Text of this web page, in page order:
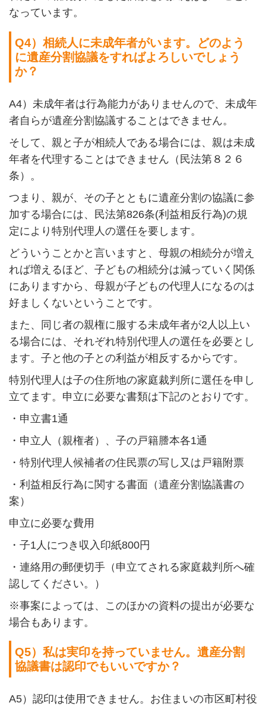
なっています。
Q4）相続人に未成年者がいます。どのよう
に遺産分割協議をすればよろしいでしょう
か？
A4）未成年者は行為能力がありませんので、未成年
者自らが遺産分割協議することはできません。
そして、親と子が相続人である場合には、親は未成
年者を代理することはできません（民法第８２６
条）。
つまり、親が、その子とともに遺産分割の協議に参
加する場合には、民法第826条(利益相反行為)の規
定により特別代理人の選任を要します。
どういうことかと言いますと、母親の相続分が増え
れば増えるほど、子どもの相続分は減っていく関係
にありますから、母親が子どもの代理人になるのは
好ましくないということです。
また、同じ者の親権に服する未成年者が2 人以上い
る場合には、それぞれ特別代理人の選任を必要とし
ます。子と他の子との利益が相反するからです。
特別代理人は子の住所地の家庭裁判所に選任を申し
立てます。申立に必要な書類は下記のとおりです。
・申立書1通
・申立人（親権者）、子の戸籍謄本各1通
・特別代理人候補者の住民票の写し又は戸籍附票
・利益相反行為に関する書面（遺産分割協議書の
案）
申立に必要な費用
・子1 人につき収入印紙800円
・連絡用の郵便切手（申立てされる家庭裁判所へ確
認してください。）
※事案によっては、このほかの資料の提出が必要な
場合もあります。
Q5）私は実印を持っていません。遺産分割
協議書は認印でもいいですか？
A5）認印は使用できません。お住まいの市区町村役